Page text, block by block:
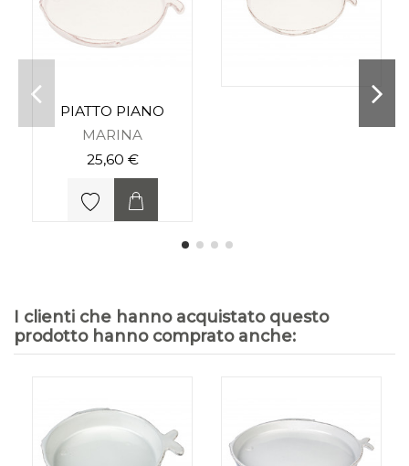
PIATTO PIANO
MARINA
25,60 €
I clienti che hanno acquistato questo
prodotto hanno comprato anche: